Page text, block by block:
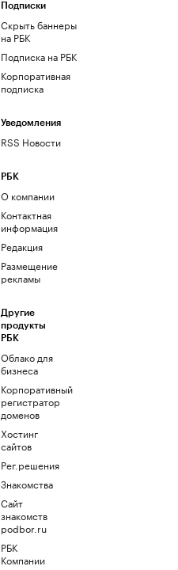
Подписки
Скрыть баннеры
на РБК
Подписка на РБК
Корпоративная
подписка
Уведомления
RSS Новости
РБК
О компании
Контактная
информация
Редакция
Размещение
рекламы
Другие
продукты
РБК
Облако для
бизнеса
Корпоративный
регистратор
доменов
Хостинг
сайтов
Рег.решения
Знакомства
Сайт
знакомств
podbor.ru
РБК
Компании